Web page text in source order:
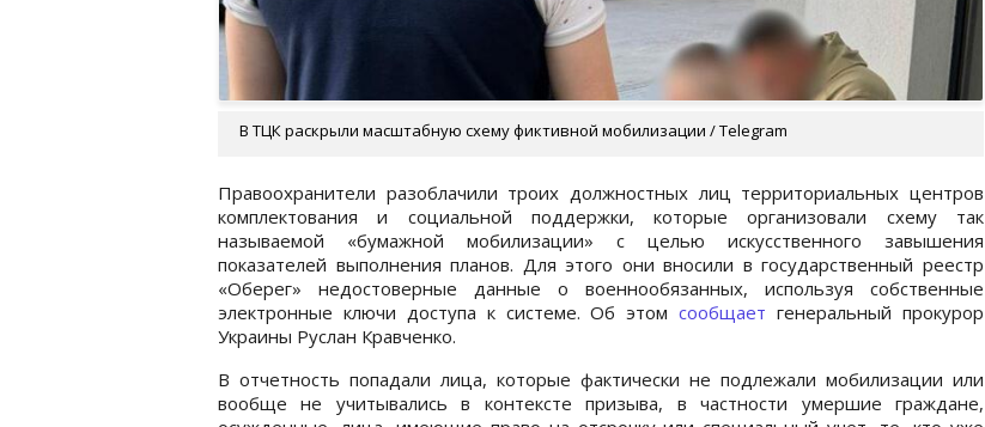
В ТЦК раскрыли масштабную схему фиктивной мобилизации / Telegram
Правоохранители разоблачили троих должностных лиц территориальных центров
комплектования и социальной поддержки, которые организовали схему так
называемой «бумажной мобилизации» с целью искусственного завышения
показателей выполнения планов. Для этого они вносили в государственный реестр
«Оберег» недостоверные данные о военнообязанных, используя собственные
электронные ключи доступа к системе. Об этомсообщает генеральный прокурор
Украины Руслан Кравченко.
В отчетность попадали лица, которые фактически не подлежали мобилизации или
вообще не учитывались в контексте призыва, в частности умершие граждане,